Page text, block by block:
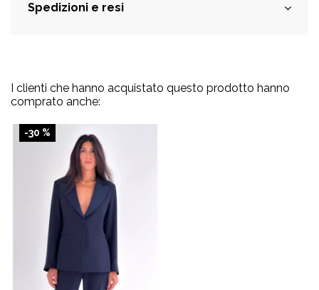
Spedizioni e resi
I clienti che hanno acquistato questo prodotto hanno
comprato anche:
-30 %